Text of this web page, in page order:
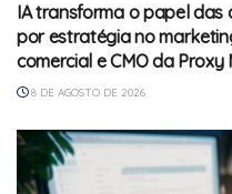
IA transforma o papel das
por estratégia no
comercial e CMO da Proxy
8 DE AGOSTO DE 2026